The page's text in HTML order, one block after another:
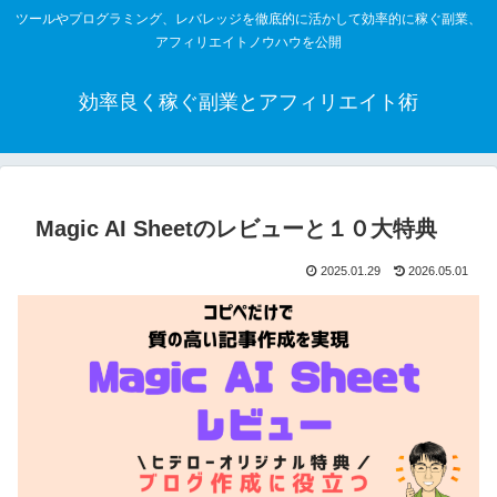
ツールやプログラミング、レバレッジを徹底的に活かして効率的に稼ぐ副業、
アフィリエイトノウハウを公開
効率良く稼ぐ副業とアフィリエイト術
Magic AI Sheetのレビューと１０大特典
2025.01.29 2026.05.01